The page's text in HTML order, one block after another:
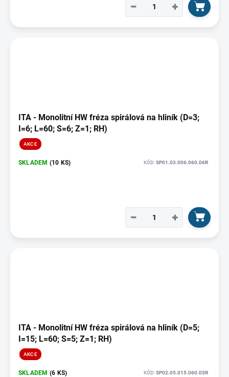
+
−
ITA - Monolitní HW fréza spirálová na hliník (D=3;
I=6; L=60; S=6; Z=1; RH)
AKCE
SKLADEM (10 KS) KÓD:SP01.03.006.060.06R
+
−
ITA - Monolitní HW fréza spirálová na hliník (D=5;
I=15; L=60; S=5; Z=1; RH)
AKCE
SKLADEM (6 KS) KÓD:SP02.05.015.060.05R